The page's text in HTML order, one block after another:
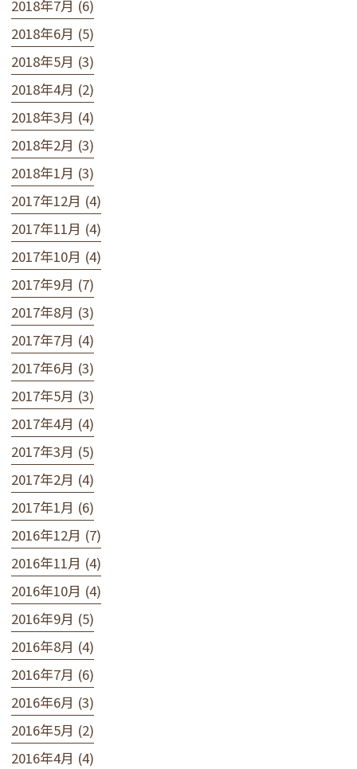
2018年7月 (6)
2018年6月 (5)
2018年5月 (3)
2018年4月 (2)
2018年3月 (4)
2018年2月 (3)
2018年1月 (3)
2017年12月 (4)
2017年11月 (4)
2017年10月 (4)
2017年9月 (7)
2017年8月 (3)
2017年7月 (4)
2017年6月 (3)
2017年5月 (3)
2017年4月 (4)
2017年3月 (5)
2017年2月 (4)
2017年1月 (6)
2016年12月 (7)
2016年11月 (4)
2016年10月 (4)
2016年9月 (5)
2016年8月 (4)
2016年7月 (6)
2016年6月 (3)
2016年5月 (2)
2016年4月 (4)